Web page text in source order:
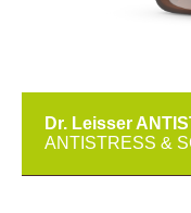
Dr. Leisser
ANTISTRESS &